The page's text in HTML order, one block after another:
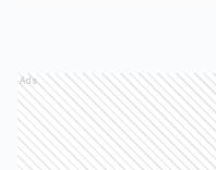
Ads